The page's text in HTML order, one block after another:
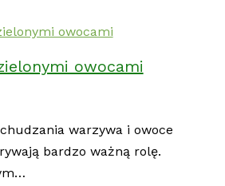
owocami
warzywa i owoce
bardzo ważną rolę.